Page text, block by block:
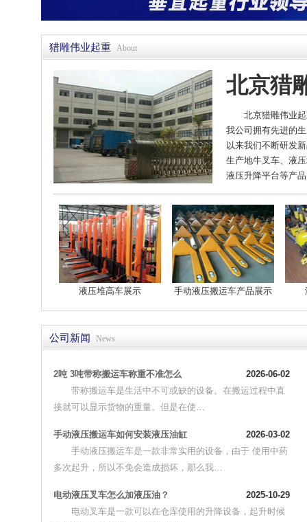
猎雕伟业起重 About
北京猎
北京猎雕伟业
我公司拥有先进的
以来我们不断研发
生产地牛叉车、液
液压升降平台等产
液压堆高车展示 手动液压搬运车产品展示
公司新闻 News
2吨 3吨带称搬运车称重不准怎么
2026-06-02
带称搬运车是生活中不可或缺的设备。在搬运过程中直
接就可以显示货物的重量。但是在使…
手动液压搬运车如何安装液压油缸
2026-03-02
手动液压搬运车是一款非常实用的设备，由于 使用中药
多次起升，所以不免会造成损坏，那么我…
电动液压叉车怎么加液压油？
2025-10-29
电动叉车是一款可以在仓库使用的升降设备，起升时候